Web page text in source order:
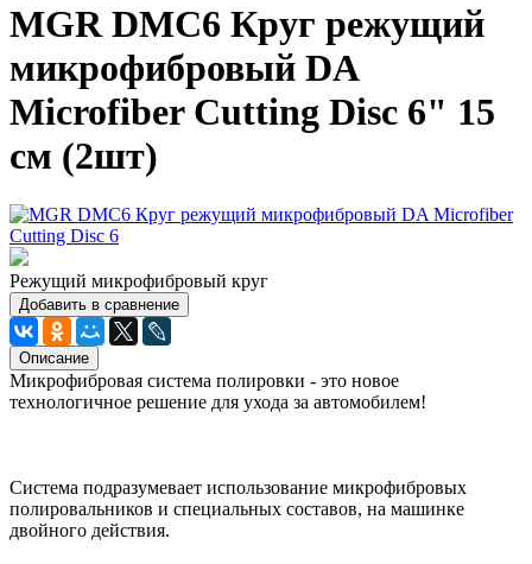
MGR DMC6 Круг режущий
микрофибровый DA
Microfiber Cutting Disc 6" 15
см (2шт)
Режущий микрофибровый круг
Добавить в сравнение
Описание
Микрофибровая система полировки - это новое
технологичное решение для ухода за автомобилем!
Система подразумевает использование микрофибровых
полировальников и специальных составов, на машинке
двойного действия.